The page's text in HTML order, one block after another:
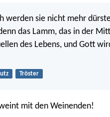
werden sie nicht mehr
das Lamm, das in der
des Lebens, und Gott
Tröster
mit den Weinenden!